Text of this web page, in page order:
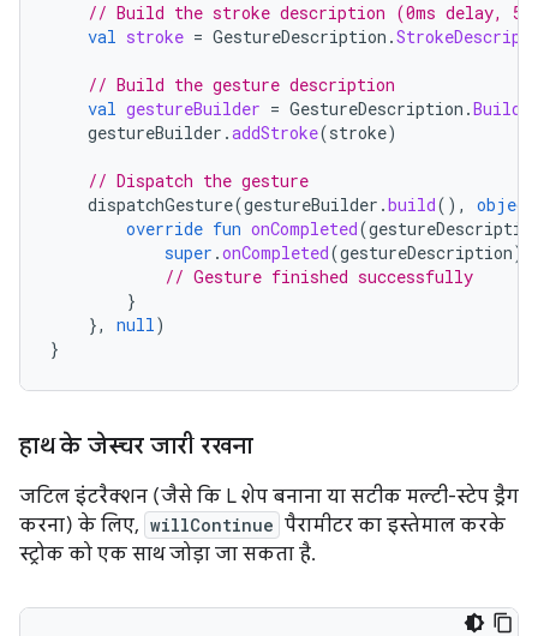
// Build the stroke description (0ms delay,
val stroke = GestureDescription .
// Build the gesture description
val gestureBuilder = GestureDescription .
gestureBuilder .addStroke(stroke)
// Dispatch the gesture
dispatchGesture(gestureBuilder .build(),
object
override fun onCompleted(
super .onCompleted(gestureDescription)
// Gesture finished successfully
}
},
null)
}
हाथ के जेस्चर जारी रखना
जटिल इंटरैक्शन (जैसे कि L शेप बनाना या सटीक मल्टी-स्टेप ड्रैग
करना) के लिए, willContinue पैरामीटर का इस्तेमाल करके
स्ट्रोक को एक साथ जोड़ा जा सकता है.